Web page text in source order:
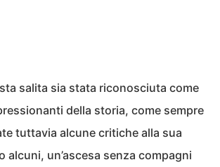
salita sia stata riconosciuta come
della storia, come sempre
tuttavia alcune critiche alla sua
alcuni, un’ascesa senza compagni